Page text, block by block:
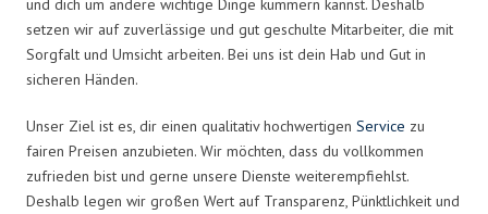
und dich um andere wichtige Dinge kümmern kannst. Deshalb
setzen wir auf zuverlässige und gut geschulte Mitarbeiter, die mit
Sorgfalt und Umsicht arbeiten. Bei uns ist dein Hab und Gut in
sicheren Händen.
Unser Ziel ist es, dir einen qualitativ hochwertigen Service zu
fairen Preisen anzubieten. Wir möchten, dass du vollkommen
zufrieden bist und gerne unsere Dienste weiterempfiehlst.
Deshalb legen wir großen Wert auf Transparenz, Pünktlichkeit und